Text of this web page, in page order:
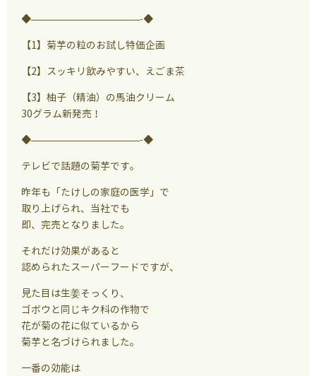
◆———————————-◆
【1】菊芋の粒のお試し特価企画
【2】スッキリ飲みやすい、えごま茶
【3】柚子（精油）の馬油クリーム
30グラム新発売！
◆———————————-◆
テレビで話題の菊芋です。
昨年も「たけしの家庭の医学」で
取り上げられ、当社でも
即、完売となりました。
それだけ効果があると
認められたスーパーフードですが、
見た目は生姜そっくり、
ゴボウと同じキク科の作物で
花が菊の花に似ているから
菊芋と名づけられました。
一番の効能は